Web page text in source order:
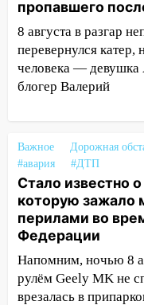
девочки,
автомобилем
«пьяного» ДТП
11:29
Сергей
начальником
11:12
В
погиб один
11:05 12
ранения после
Нижнекамск
10:51 В
перехвачены
пропавшего
8 августа в разгар
перевернулся катер,
человека — девушка
блогер Валерий
Важное Дорожная
#авария
#ДТП
Стало известно
которую зажало
перилами во
Федерации
Напомним, ночью 8
рулём Geely MK не
врезалась в